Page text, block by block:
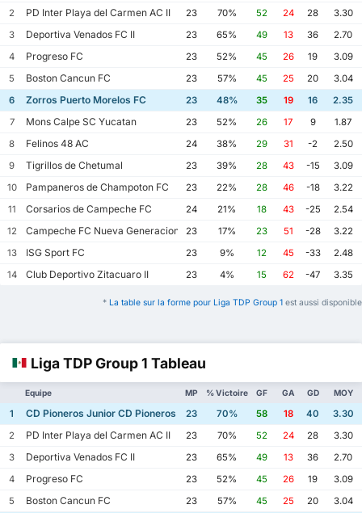
2
PD Inter Playa del Carmen AC II 23 70% 52 24 28
3.30
3
Deportiva Venados FC II 23 65% 49 13 36
2.70
4
Progreso FC 23 52% 45 26 19
3.09
5
Boston Cancun FC 23 57% 45 25 20
3.04
6
Zorros Puerto Morelos FC 23 48% 35 19 16
2.35
7
Mons Calpe SC Yucatan 23 52% 26 17 9
1.87
8
Felinos 48 AC 24 38% 29 31 -2
2.50
9
Tigrillos de Chetumal 23 39% 28 43 -15
3.09
10
Pampaneros de Champoton FC 23 22% 28 46 -18
3.22
11
Corsarios de Campeche FC 24 21% 18 43 -25
2.54
12
Campeche FC Nueva Generacion 23 17% 23 51 -28
3.22
13
ISG Sport FC 23 9% 12 45 -33
2.48
14
Club Deportivo Zitacuaro II 23 4% 15 62 -47 3.35
* La table sur la forme pour Liga TDP Group 1 est aussi disponible
Liga TDP Group 1 Tableau
Equipe MP % Victoire GF GA GD MOY
1 CD Pioneros Junior CD Pioneros de Cancun II
23 70% 58 18 40
3.30
2
PD Inter Playa del Carmen AC II 23 70% 52 24 28
3.30
3
Deportiva Venados FC II 23 65% 49 13 36
2.70
4
Progreso FC 23 52% 45 26 19
3.09
5
Boston Cancun FC 23 57% 45 25 20
3.04